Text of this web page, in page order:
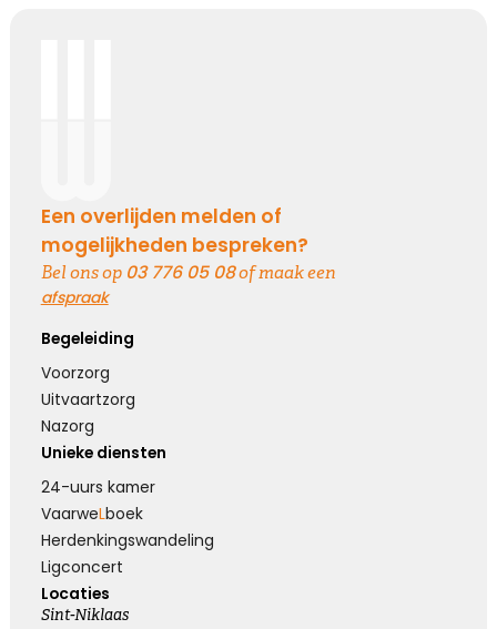
Loslaten zonder spijt
Loslaten is achterom kijken zonder spijt, en
vooruit kijken zonder verwachtingen ...
Kies dit gedicht
Leegte en herinneringen
Een stoel blijft leeg. Een stem blijft zwijgen. Maar
in ons hart zullen de herinneringen voor altijd
Een overlijden melden of
mogelijkheden bespreken?
Bel ons op 03 776 05 08of maak een
afspraak
Begeleiding
Voorzorg
Uitvaartzorg
Nazorg
Unieke diensten
24-uurs kamer
VaarweLboek
Herdenkings­wandeling
Ligconcert
Locaties
Sint-Niklaas